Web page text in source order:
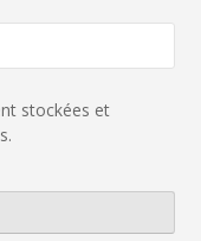
stockées et